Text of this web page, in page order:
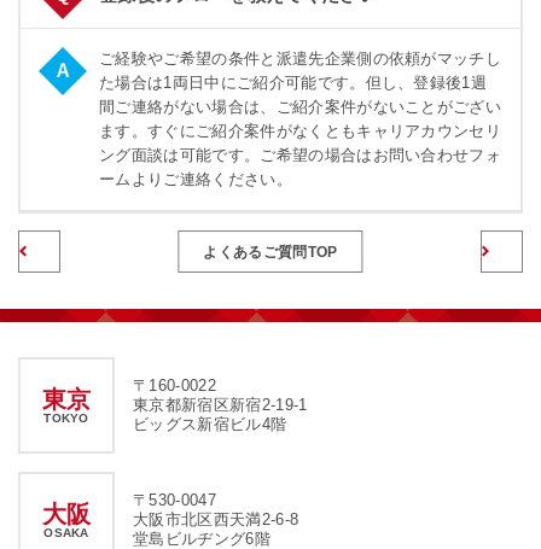
ご経験やご希望の条件と派遣先企業側の依頼がマッチし
た場合は1両日中にご紹介可能です。但し、登録後1週
間ご連絡がない場合は、ご紹介案件がないことがござい
ます。すぐにご紹介案件がなくともキャリアカウンセリ
ング面談は可能です。ご希望の場合はお問い合わせフォ
ームよりご連絡ください。
よくあるご質問TOP
東京
TOKYO
〒160-0022
東京都新宿区新宿2-19-1
ビッグス新宿ビル4階
大阪
OSAKA
〒530-0047
大阪市北区西天満2-6-8
堂島ビルヂング6階